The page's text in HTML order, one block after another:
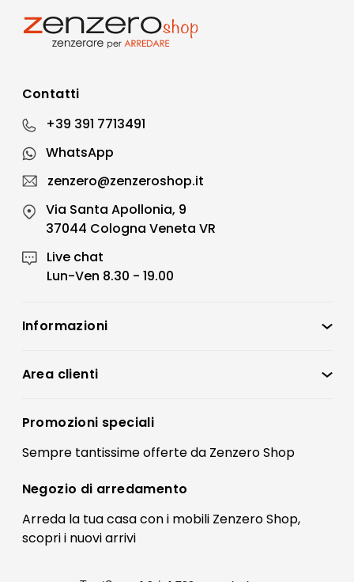
Contatti
+39 391 7713491
WhatsApp
zenzero@zenzeroshop.it
Via Santa Apollonia, 9
37044 Cologna Veneta VR
Live chat
Lun-Ven 8.30 - 19.00
Informazioni
Condizioni di vendita
Preferenze Cookies
Termini e condizioni
Contatti
FAQ
Pagamenti
Area clienti
Registrati
Il mio account
Promozioni speciali
Sempre tantissimeofferteda Zenzero Shop
Negozio di arredamento
Arreda la tua casa con i mobili Zenzero Shop,
scopri i nuovi arrivi